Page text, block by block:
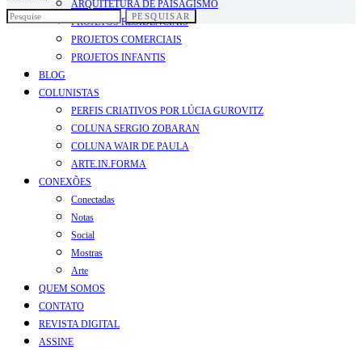
ARQUITETURA DE PAISAGISMO
PROJETOS RESIDENCIAIS
PROJETOS COMERCIAIS
PROJETOS INFANTIS
BLOG
COLUNISTAS
PERFIS CRIATIVOS POR LÚCIA GUROVITZ
COLUNA SERGIO ZOBARAN
COLUNA WAIR DE PAULA
ARTE.IN.FORMA
CONEXÕES
Conectadas
Notas
Social
Mostras
Arte
QUEM SOMOS
CONTATO
REVISTA DIGITAL
ASSINE
PESQUISAR